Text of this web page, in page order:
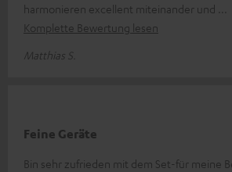
harmonieren excellent miteinander und
Komplette Bewertung lesen
Matthias S.
Feine Geräte
Bin sehr zufrieden mit dem Set-für meine